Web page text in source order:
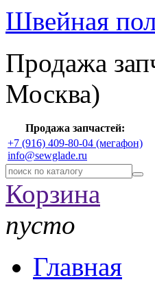
Швейная
Продажа
Москва)
Продажа запчастей:
+7 (916) 409-80-04 (мегафон)
info@sewglade.ru
Корзина
пусто
Главная